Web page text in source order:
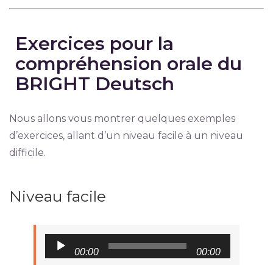
Exercices pour la
compréhension orale du
BRIGHT Deutsch
Nous allons vous montrer quelques exemples
d’exercices, allant d’un niveau facile à un niveau
difficile.
Niveau facile
Audio
Player
00:00 00:00